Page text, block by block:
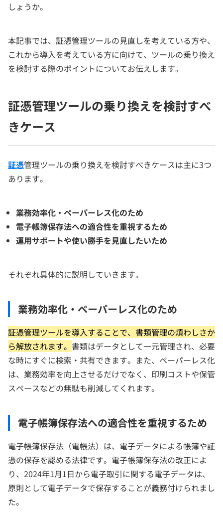
しょうか。
本記事では、証憑管理ツールの見直しを考えている方や、
これから導入を考えている方に向けて、ツールの乗り換え
を検討する際のポイントについてお伝えします。
証憑管理ツールの乗り換えを検討すべ
きケース
証憑管理ツールの乗り換えを検討すべきケースは主に3つ
あります。
業務効率化・ペーパーレス化のため
電子帳簿保存法への適合性を重視するため
運用サポートや使い勝手を見直したいため
それぞれ具体的に説明していきます。
業務効率化・ペーパーレス化のため
証憑管理ツールを導入することで、書類管理の煩わしさか
ら解放されます。 書類はデータとして一元管理され、必要
な時にすぐに検索・共有できます。また、ペーパーレス化
は、業務効率を向上させるだけでなく、印刷コストや保管
スペースなどの無駄も削減してくれます。
電子帳簿保存法への適合性を重視するため
電子帳簿保存法（電帳法）は、電子データによる帳簿や証
憑の保存を認める法律です。電子帳簿保存法の改正によ
り、2024年1月1日から電子取引に関する電子データは、
原則として電子データで保存することが義務付けられまし
た。